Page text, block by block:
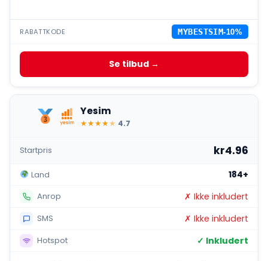
RABATTKODE MYBESTSIM-10%
Se tilbud →
Yesim
★★★★★ 4.7
Startpris kr4.96
Land 184+
Anrop ✗ Ikke inkludert
SMS ✗ Ikke inkludert
Hotspot ✓ Inkludert